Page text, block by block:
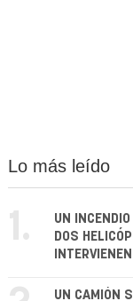
Lo más leído
1.
UN
DOS
UN CAMIÓN